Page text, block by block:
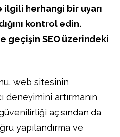
ilgili herhangi bir uyarı
kontrol edin.
geçişin SEO üzerindeki
web sitesinin
deneyimini artırmanın
açısından da
yapılandırma ve